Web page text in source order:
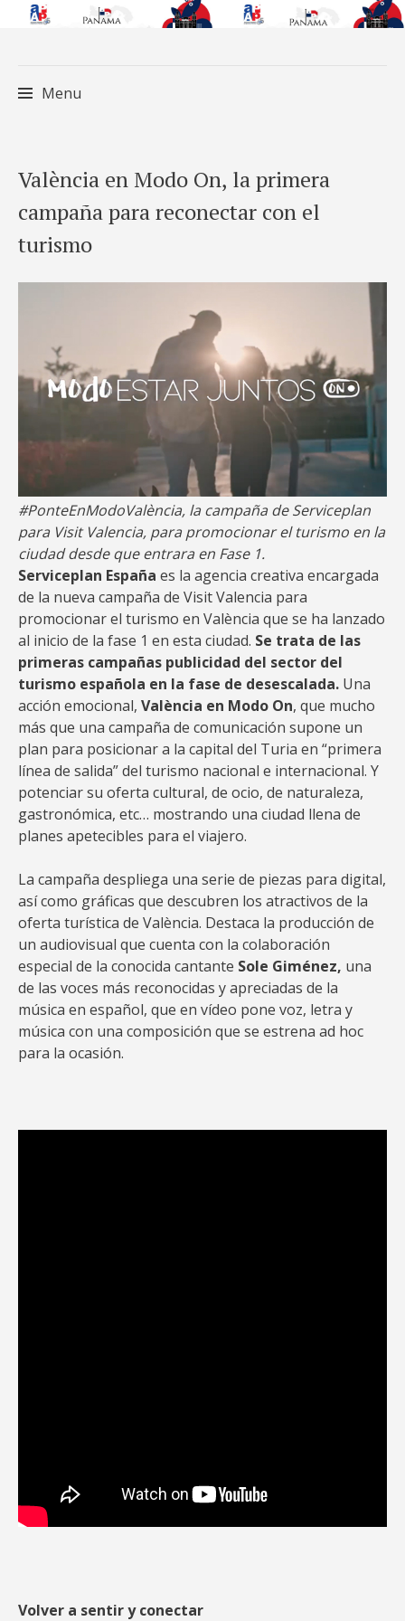
Menu
to
content
València en Modo On, la primera
campaña para reconectar con el
turismo
#PonteEnModoValència, la campaña de Serviceplan
para Visit Valencia, para promocionar el turismo en la
ciudad desde que entrara en Fase 1.
Serviceplan España es la agencia creativa encargada
de la nueva campaña de Visit Valencia para
promocionar el turismo en València que se ha lanzado
al inicio de la fase 1 en esta ciudad. Se trata de las
primeras campañas publicidad del sector del
turismo española en la fase de desescalada. Una
acción emocional, València en Modo On, que mucho
más que una campaña de comunicación supone un
plan para posicionar a la capital del Turia en “primera
línea de salida” del turismo nacional e internacional. Y
potenciar su oferta cultural, de ocio, de naturaleza,
gastronómica, etc… mostrando una ciudad llena de
planes apetecibles para el viajero.
La campaña despliega una serie de piezas para digital,
así como gráficas que descubren los atractivos de la
oferta turística de València. Destaca la producción de
un audiovisual que cuenta con la colaboración
especial de la conocida cantante Sole Giménez, una
de las voces más reconocidas y apreciadas de la
música en español, que en vídeo pone voz, letra y
música con una composición que se estrena ad hoc
para la ocasión.
Volver a sentir y conectar